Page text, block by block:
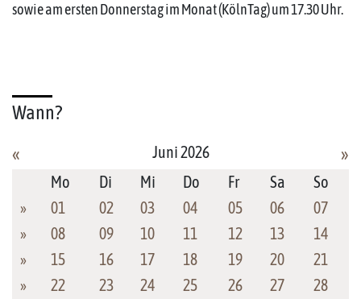
sowie am ersten Donnerstag im Monat (KölnTag) um 17.30 Uhr.
Wann?
»
«
Juni 2026
Mo
Di Mi Do Fr Sa
So
»
01 02 03 04 05 06
07
»
08 09 10 11 12 13
14
»
15 16 17 18 19 20
21
»
22 23 24 25 26 27
28